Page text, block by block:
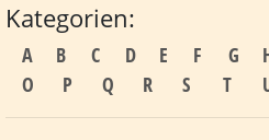
Kategorien:
A B C D E F G
O
P Q R S T